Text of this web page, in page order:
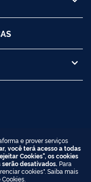
e prover serviços
você terá acesso a todas
Cookies", os cookies
desativados. Para
cookies". Saiba mais
.